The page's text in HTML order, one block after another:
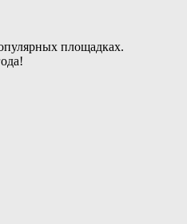
площадках.